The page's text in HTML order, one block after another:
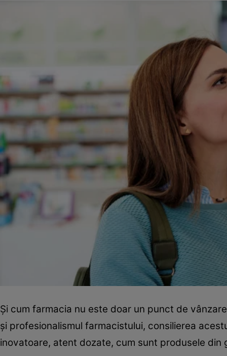
Și cum farmacia nu este doar un punct de
și profesionalismul farmacistului, consilierea
inovatoare, atent dozate, cum sunt produsele